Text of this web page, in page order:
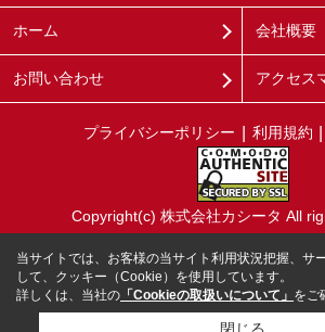
ホーム 会社概要
お問い合わせ アクセス
プライバシーポリシー 利用規約
Copyright(c) 株式会社カシータ All
当サイトでは、お客様の当サイト利用状況把握、サ
して、クッキー（Cookie）を使用しています。
詳しくは、当社の 「Cookieの取扱いについて」 をご